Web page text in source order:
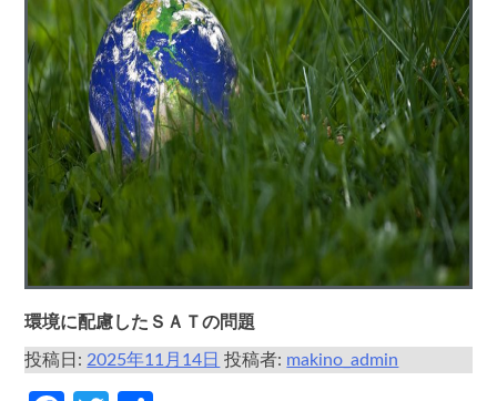
環境に配慮したＳＡＴの問題
投稿日:2025年11月14日 投稿者: makino_admin